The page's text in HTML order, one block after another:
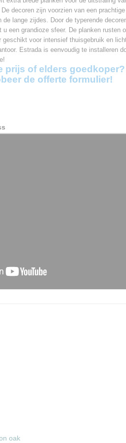
decoren zijn voorzien van een
de lange zijdes. Door de typerende
een grandioze sfeer. De planken rusten
geschikt voor intensief thuisgebruik en
Estrada is eenvoudig te installeren
prijs of elders goedkoper?
de offerte formulier!
oak